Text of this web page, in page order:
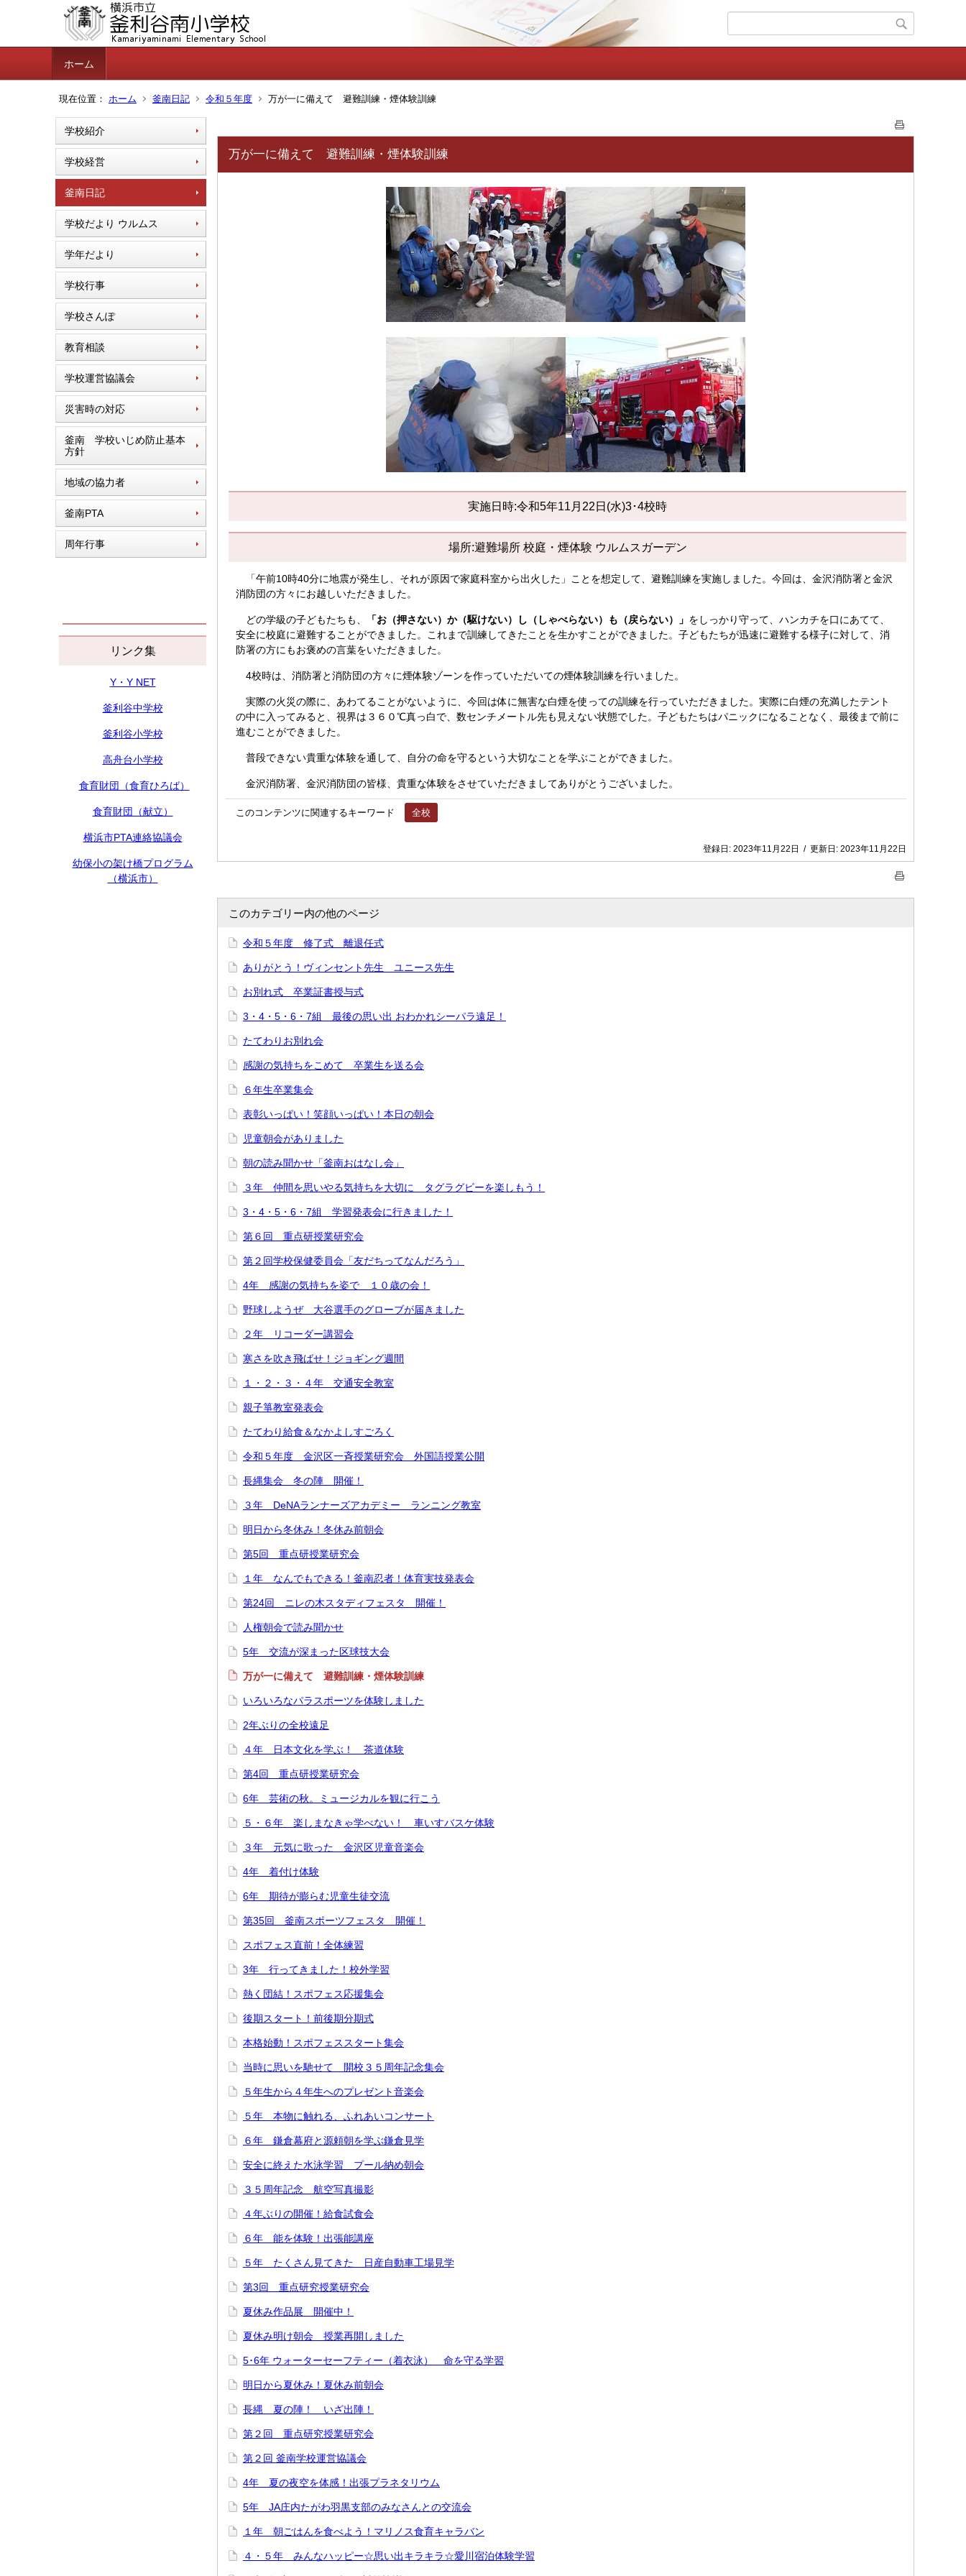
ホーム
現在位置： ホーム 釜南日記 令和５年度 万が一に備えて 避難訓練・煙体験訓練
学校紹介
学校経営
釜南日記
学校だより ウルムス
学年だより
学校行事
学校さんぽ
教育相談
学校運営協議会
災害時の対応
釜南 学校いじめ防止基本
方針
地域の協力者
釜南PTA
周年行事
リンク集
Y・Y NET
釜利谷中学校
釜利谷小学校
高舟台小学校
食育財団（食育ひろば）
食育財団（献立）
横浜市PTA連絡協議会
幼保小の架け橋プログラム
（横浜市）
万が一に備えて 避難訓練・煙体験訓練
実施日時:令和5年11月22日(水)3･4校時
場所:避難場所 校庭・煙体験 ウルムスガーデン
「午前10時40分に地震が発生し、それが原因で家庭科室から出火した」ことを想定して、避難訓練を実施しました。今回は、金沢消防署と金沢
消防団の方々にお越しいただきました。
どの学級の子どもたちも、 「お（押さない）か（駆けない）し（しゃべらない）も（戻らない）」 をしっかり守って、ハンカチを口にあてて、
安全に校庭に避難することができました。これまで訓練してきたことを生かすことができました。子どもたちが迅速に避難する様子に対して、消
防署の方にもお褒めの言葉をいただきました。
4校時は、消防署と消防団の方々に煙体験ゾーンを作っていただいての煙体験訓練を行いました。
実際の火災の際に、あわてることがないように、今回は体に無害な白煙を使っての訓練を行っていただきました。実際に白煙の充満したテント
の中に入ってみると、視界は３６０℃真っ白で、数センチメートル先も見えない状態でした。子どもたちはパニックになることなく、最後まで前に
進むことができました。
普段できない貴重な体験を通して、自分の命を守るという大切なことを学ぶことができました。
金沢消防署、金沢消防団の皆様、貴重な体験をさせていただきましてありがとうございました。
このコンテンツに関連するキーワード 全校
登録日: 2023年11月22日 / 更新日: 2023年11月22日
このカテゴリー内の他のページ
令和５年度 修了式 離退任式
ありがとう！ヴィンセント先生 ユニース先生
お別れ式 卒業証書授与式
3・4・5・6・7組 最後の思い出 おわかれシーパラ遠足！
たてわりお別れ会
感謝の気持ちをこめて 卒業生を送る会
６年生卒業集会
表彰いっぱい！笑顔いっぱい！本日の朝会
児童朝会がありました
朝の読み聞かせ「釜南おはなし会」
３年 仲間を思いやる気持ちを大切に タグラグビーを楽しもう！
3・4・5・6・7組 学習発表会に行きました！
第６回 重点研授業研究会
第２回学校保健委員会「友だちってなんだろう」
4年 感謝の気持ちを姿で １０歳の会！
野球しようぜ 大谷選手のグローブが届きました
２年 リコーダー講習会
寒さを吹き飛ばせ！ジョギング週間
１・２・３・４年 交通安全教室
親子箏教室発表会
たてわり給食＆なかよしすごろく
令和５年度 金沢区一斉授業研究会 外国語授業公開
長縄集会 冬の陣 開催！
３年 DeNAランナーズアカデミー ランニング教室
明日から冬休み！冬休み前朝会
第5回 重点研授業研究会
１年 なんでもできる！釜南忍者！体育実技発表会
第24回 ニレの木スタディフェスタ 開催！
人権朝会で読み聞かせ
5年 交流が深まった区球技大会
万が一に備えて 避難訓練・煙体験訓練
いろいろなパラスポーツを体験しました
2年ぶりの全校遠足
４年 日本文化を学ぶ！ 茶道体験
第4回 重点研授業研究会
6年 芸術の秋。ミュージカルを観に行こう
５・６年 楽しまなきゃ学べない！ 車いすバスケ体験
３年 元気に歌った 金沢区児童音楽会
4年 着付け体験
6年 期待が膨らむ児童生徒交流
第35回 釜南スポーツフェスタ 開催！
スポフェス直前！全体練習
3年 行ってきました！校外学習
熱く団結！スポフェス応援集会
後期スタート！前後期分期式
本格始動！スポフェススタート集会
当時に思いを馳せて 開校３５周年記念集会
５年生から４年生へのプレゼント音楽会
５年 本物に触れる、ふれあいコンサート
６年 鎌倉幕府と源頼朝を学ぶ鎌倉見学
安全に終えた水泳学習 プール納め朝会
３５周年記念 航空写真撮影
４年ぶりの開催！給食試食会
６年 能を体験！出張能講座
５年 たくさん見てきた 日産自動車工場見学
第3回 重点研究授業研究会
夏休み作品展 開催中！
夏休み明け朝会 授業再開しました
5･6年 ウォーターセーフティー（着衣泳） 命を守る学習
明日から夏休み！夏休み前朝会
長縄 夏の陣！ いざ出陣！
第２回 重点研究授業研究会
第２回 釜南学校運営協議会
4年 夏の夜空を体感！出張プラネタリウム
5年 JA庄内たがわ羽黒支部のみなさんとの交流会
１年 朝ごはんを食べよう！マリノス食育キャラバン
４・５年 みんなハッピー☆思い出キラキラ☆愛川宿泊体験学習